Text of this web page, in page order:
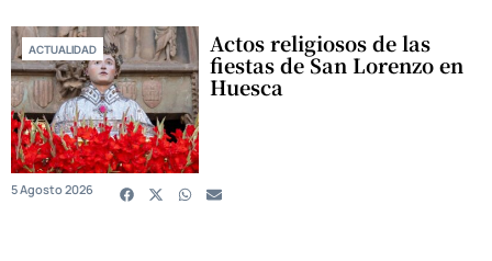
ACTUALIDAD Actos religiosos de las
fiestas de San Lorenzo en
Huesca
5 Agosto 2026